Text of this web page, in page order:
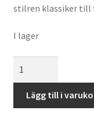
stilren klassiker till
I lager
Kopp
&
Lägg till i